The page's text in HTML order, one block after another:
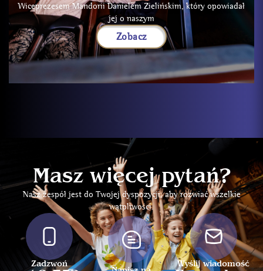
Wiceprezesem Mandorii Danielem Zielińskim, który opowiadał
jej o naszym
Zobacz
Masz więcej pytań?
Nasz zespół jest do Twojej dyspozycji, aby rozwiać wszelkie
wątpliwości.
Zadzwoń Wyślij wiadomość